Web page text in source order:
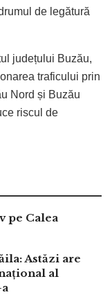
de legătură
județului Buzău,
traficului prin
Nord și Buzău
riscul de
pe Calea
Astăzi are
al